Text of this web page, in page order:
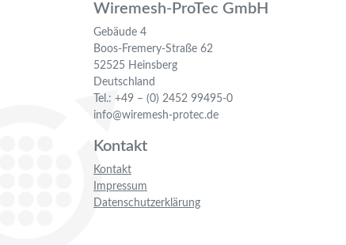
Wiremesh-ProTec GmbH
Gebäude 4
Boos-Fremery-Straße 62
52525 Heinsberg
Deutschland
Tel.: +49 – (0) 2452 99495-0
info@wiremesh-protec.de
Kontakt
Kontakt
Impressum
Datenschutzerklärung